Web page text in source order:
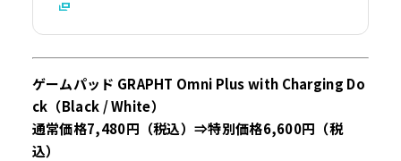
ゲームパッド GRAPHT Omni Plus with Charging Do
ck（Black / White）
通常価格7,480円（税込）⇒特別価格6,600円（税
込）